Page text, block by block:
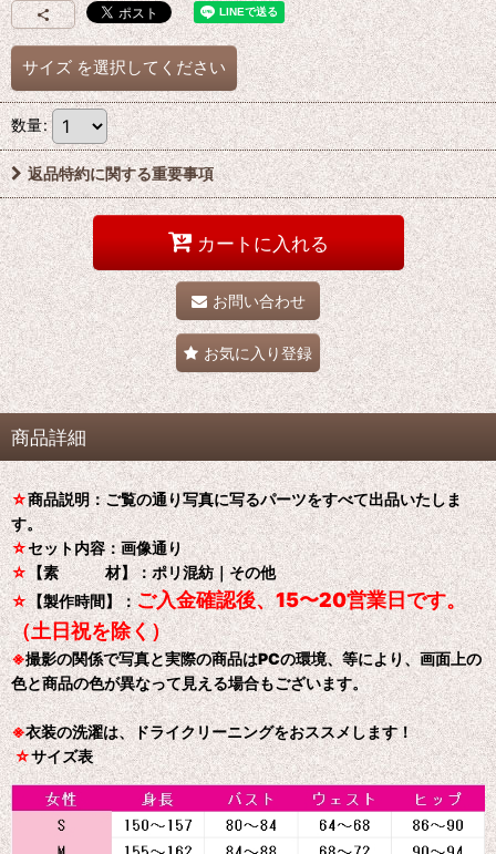
サイズ を選択してください
数量:
返品特約に関する重要事項
カートに入れる
お問い合わせ
お気に入り登録
商品詳細
☆商品説明：ご覧の通り写真に写るパーツをすべて出品いたしま
す。
☆セット内容：画像通り
☆【素 材】：ポリ混紡｜その他
☆【製作時間】：ご入金確認後、15〜20営業日です。
（土日祝を除く）
※撮影の関係で写真と実際の商品はPCの環境、等により、画面上の
色と商品の色が異なって見える場合もございます。
※衣装の洗濯は、ドライクリーニングをおススメします！
☆サイズ表